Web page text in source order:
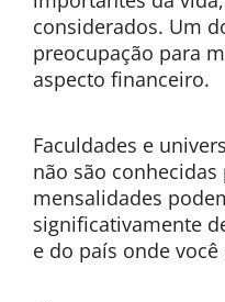
considerados. Um
preocupação para
aspecto financeiro.
Faculdades e
não são
mensalidades
significativamente
e do país onde você